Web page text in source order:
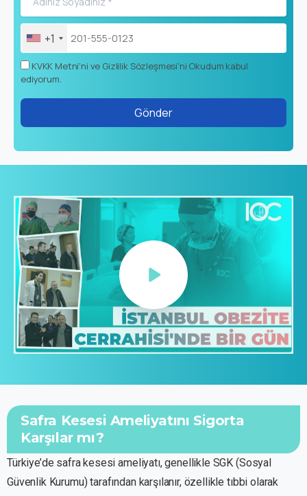
+1
KVKK Metni'ni ve Gizlilik Sözleşmesi'ni Okudum kabul
ediyorum.
Safra Kesesi Ameliyatını Sigorta
Karşılar mı?
Türkiye’de safra kesesi ameliyatı, genellikle SGK (Sosyal
Güvenlik Kurumu) tarafından karşılanır, özellikle tıbbi olarak